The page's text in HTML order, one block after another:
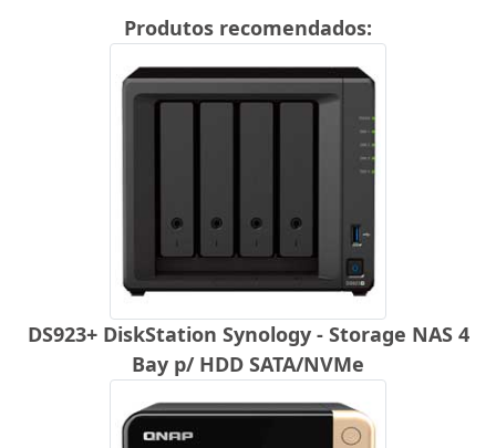
Produtos recomendados:
DS923+ DiskStation Synology - Storage NAS 4
Bay p/ HDD SATA/NVMe